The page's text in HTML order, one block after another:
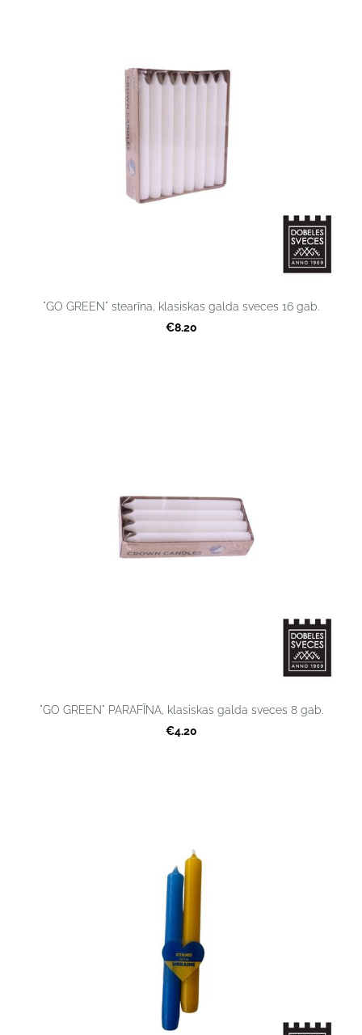
"GO GREEN" stearīna, klasiskas galda sveces 16 gab.
€8.20
"GO GREEN" PARAFĪNA, klasiskas galda sveces 8 gab.
€4.20